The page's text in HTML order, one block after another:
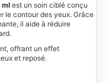
ml est un soin ciblé conçu
le contour des yeux. Grâce
il aide à réduire
offrant un effet
et reposé.